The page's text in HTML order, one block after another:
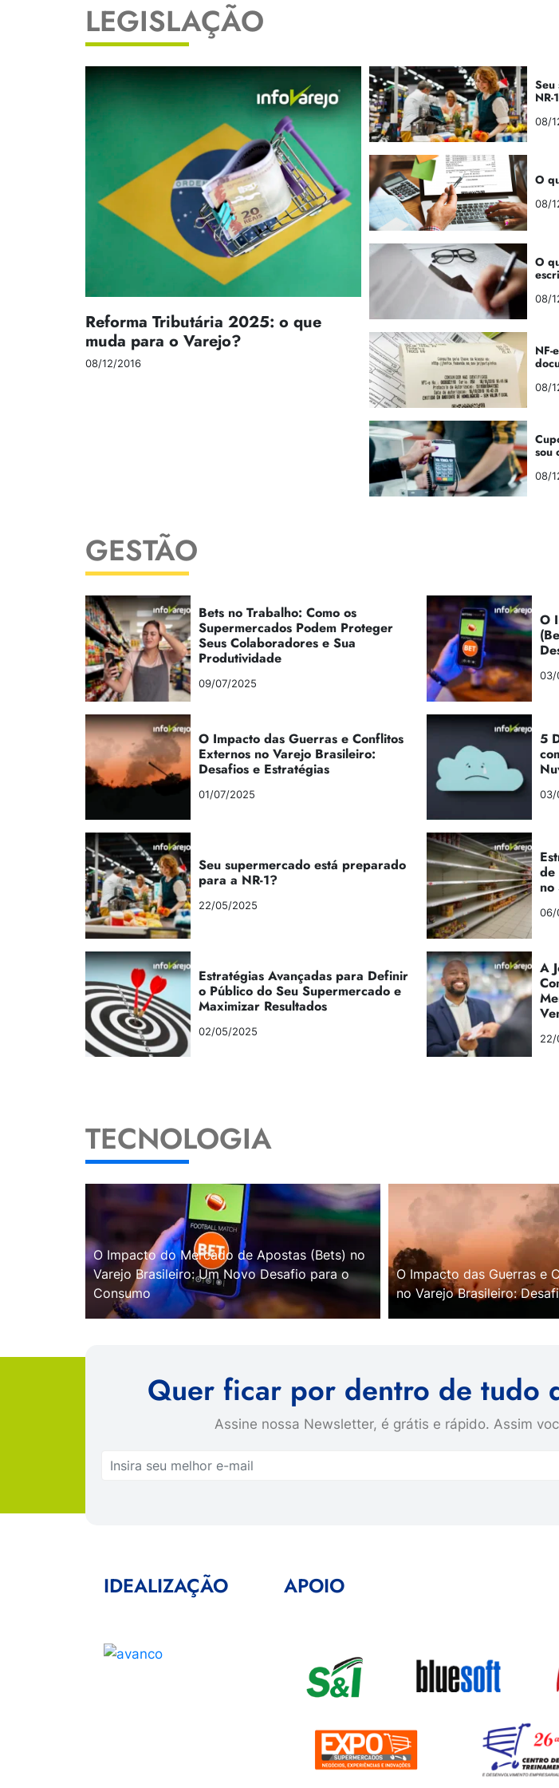
LEGISLAÇÃO
Reforma Tributária 2025: o que
muda para o Varejo?
08/12/2016
Seu
NR-
08/
O
08/
O
08/
NF-
08/
sou
08/
GESTÃO
Bets no Trabalho: Como os
Supermercados Podem Proteger
Seus Colaboradores e Sua
Produtividade
09/07/2025
O
03/
O Impacto das Guerras e Conflitos
Externos no Varejo Brasileiro:
Desafios e Estratégias
01/07/2025
5
03/
Seu supermercado está preparado
para a NR-1?
22/05/2025
de
no
06/
Estratégias Avançadas para Definir
o Público do Seu Supermercado e
Maximizar Resultados
02/05/2025
A
22/
TECNOLOGIA
O Impacto do Mercado de Apostas (Bets) no
Varejo Brasileiro: Um Novo Desafio para o
Consumo
O Impacto das Guerras e
no Varejo Brasileiro:
Quer ficar por dentro de tudo
Assine nossa Newsletter, é grátis e rápido. Assim
IDEALIZAÇÃO APOIO